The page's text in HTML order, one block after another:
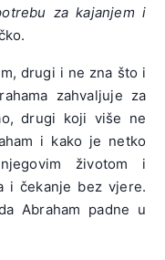
za kajanjem i
drugi i ne zna što i
zahvaljuje za
drugi koji više ne
i kako je netko
životom i
i čekanje bez vjere.
Abraham padne u